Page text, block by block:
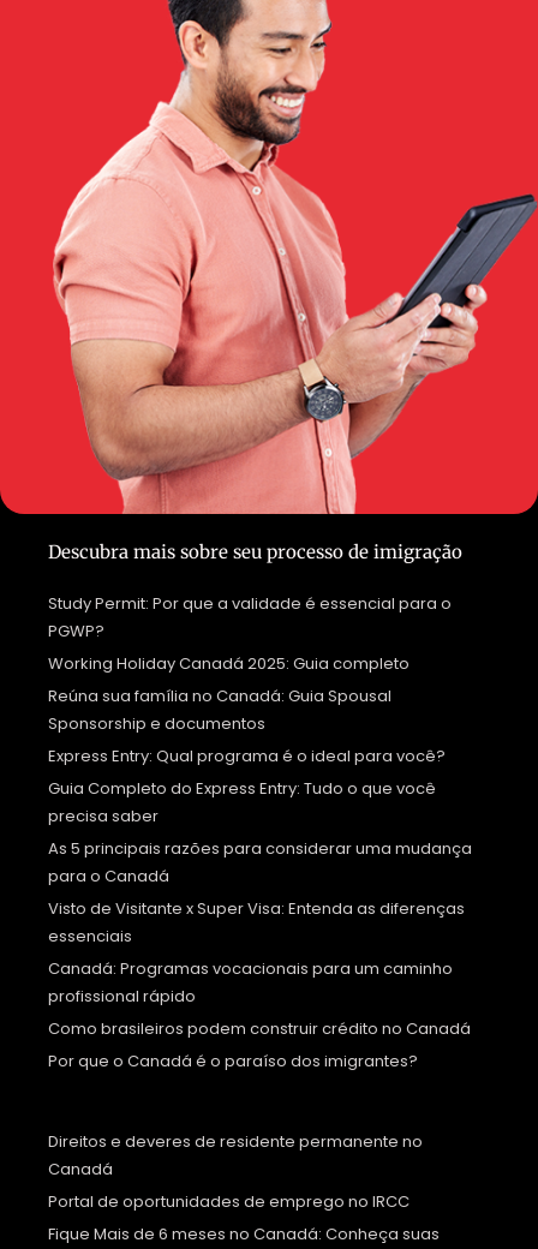
Descubra mais sobre seu processo de imigração
Study Permit: Por que a validade é essencial para o
PGWP?
Working Holiday Canadá 2025: Guia completo
Reúna sua família no Canadá: Guia Spousal
Sponsorship e documentos
Express Entry: Qual programa é o ideal para você?
Guia Completo do Express Entry: Tudo o que você
precisa saber
As 5 principais razões para considerar uma mudança
para o Canadá
Visto de Visitante x Super Visa: Entenda as diferenças
essenciais
Canadá: Programas vocacionais para um caminho
profissional rápido
Como brasileiros podem construir crédito no Canadá
Por que o Canadá é o paraíso dos imigrantes?
Direitos e deveres de residente permanente no
Canadá
Portal de oportunidades de emprego no IRCC
Fique Mais de 6 meses no Canadá: Conheça suas